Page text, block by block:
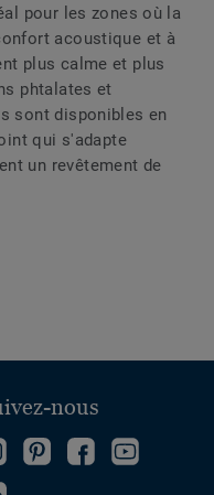
pour les zones où la
acoustique et à
plus calme et plus
phtalates et
sont disponibles en
qui s'adapte
un revêtement de
nous
FollowFollowDevenezRegardez